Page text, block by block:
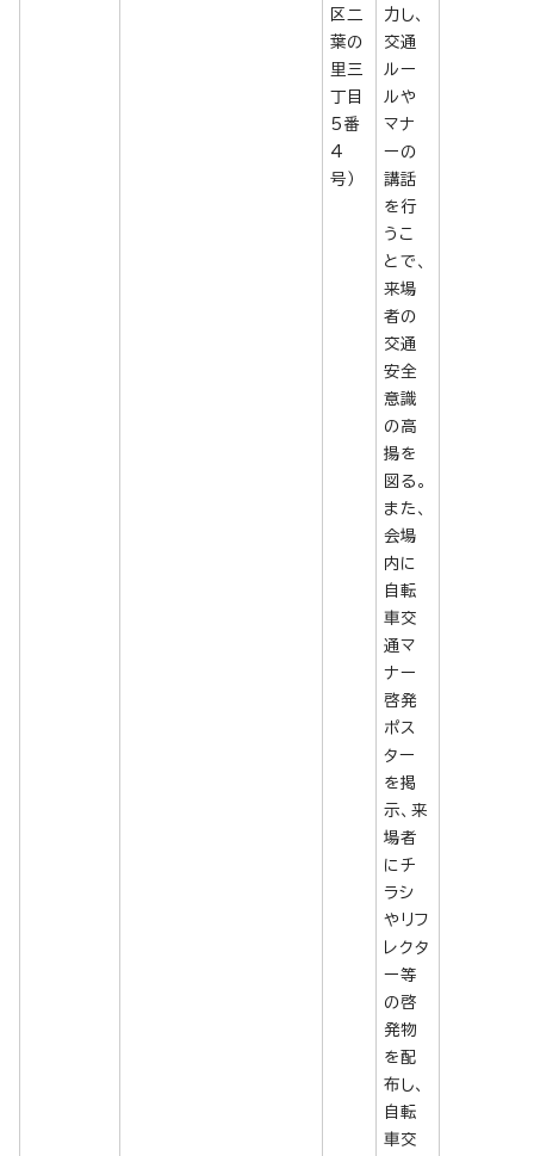
区二
葉の
里三
丁目
5番
4
号）
力し、
交通
ルー
ルや
マナ
ーの
講話
を行
うこ
とで、
来場
者の
交通
安全
意識
の高
揚を
図る。
また、
会場
内に
自転
車交
通マ
ナー
啓発
ポス
ター
を掲
示、来
場者
にチ
ラシ
やリフ
レクタ
ー等
の啓
発物
を配
布し、
自転
車交